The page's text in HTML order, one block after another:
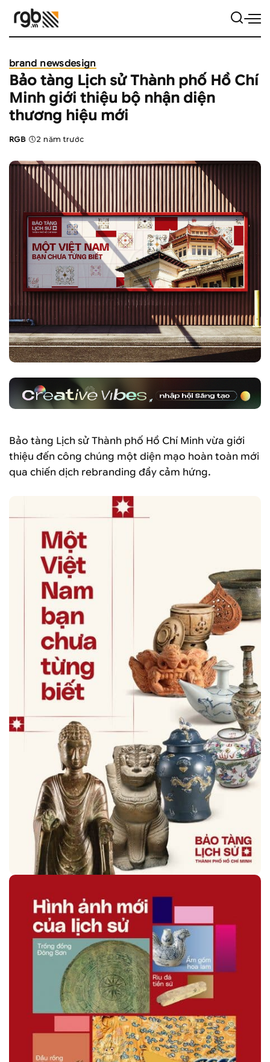
brand newsdesign
Bảo tàng Lịch sử Thành phố Hồ Chí
Minh giới thiệu bộ nhận diện
thương hiệu mới
Posted
RGB 2 năm trước
Bảo tàng Lịch sử Thành phố Hồ Chí Minh vừa giới
thiệu đến công chúng một diện mạo hoàn toàn mới
qua chiến dịch rebranding đầy cảm hứng.